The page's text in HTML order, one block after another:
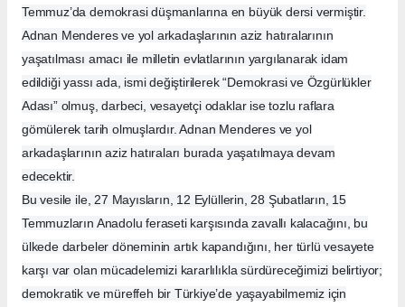
Temmuz’da demokrasi düşmanlarına en büyük dersi vermiştir.
Adnan Menderes ve yol arkadaşlarının aziz hatıralarının
yaşatılması amacı ile milletin evlatlarının yargılanarak idam
edildiği yassı ada, ismi değiştirilerek “Demokrasi ve Özgürlükler
Adası” olmuş, darbeci, vesayetçi odaklar ise tozlu raflara
gömülerek tarih olmuşlardır. Adnan Menderes ve yol
arkadaşlarının aziz hatıraları burada yaşatılmaya devam
edecektir.
Bu vesile ile, 27 Mayısların, 12 Eylüllerin, 28 Şubatların, 15
Temmuzların Anadolu feraseti karşısında zavallı kalacağını, bu
ülkede darbeler döneminin artık kapandığını, her türlü vesayete
karşı var olan mücadelemizi kararlılıkla sürdüreceğimizi belirtiyor;
demokratik ve müreffeh bir Türkiye’de yaşayabilmemiz için